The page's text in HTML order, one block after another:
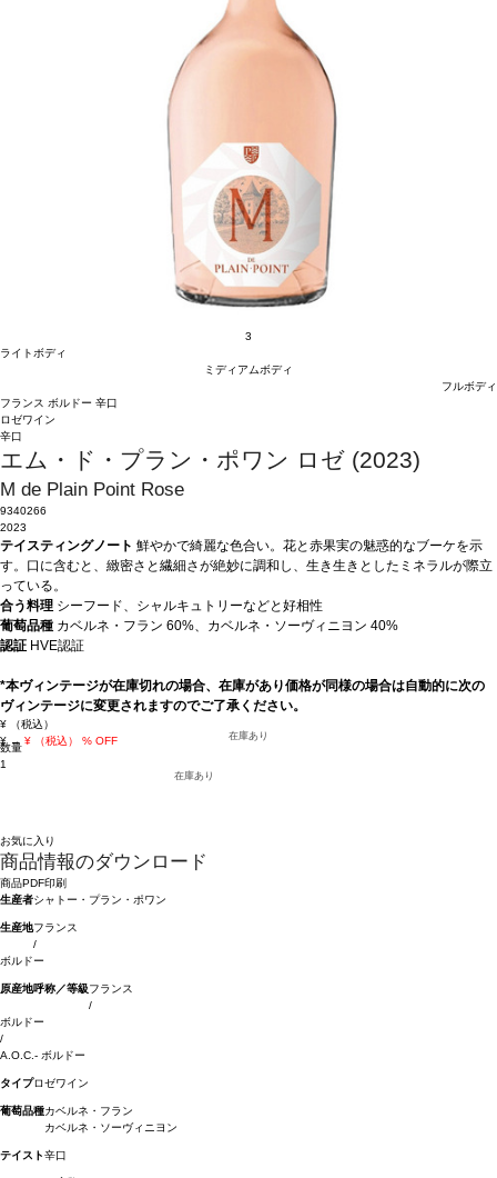
3
ライトボディ
ミディアムボディ
フルボディ
フランス ボルドー 辛口
ロゼワイン
辛口
エム・ド・プラン・ポワン ロゼ (2023)
M de Plain Point Rose
9340266
2023
テイスティングノート 鮮やかで綺麗な色合い。花と赤果実の魅惑的なブーケを示
す。口に含むと、緻密さと繊細さが絶妙に調和し、生き生きとしたミネラルが際立
っている。
合う料理 シーフード、シャルキュトリーなどと好相性
葡萄品種 カベルネ・フラン 60%、カベルネ・ソーヴィニヨン 40%
認証 HVE認証
*本ヴィンテージが在庫切れの場合、在庫があり価格が同様の場合は自動的に次の
ヴィンテージに変更されますのでご了承ください。
¥
（税込）
¥ → ¥ （税込） % OFF 在庫あり
数量
1
在庫あり
お気に入り
商品情報のダウンロード
商品PDF印刷
生産者シャトー・プラン・ポワン
生産地フランス
/
ボルドー
原産地呼称／等級フランス
/
ボルドー
/
A.O.C.- ボルドー
タイプロゼワイン
葡萄品種カベルネ・フラン
カベルネ・ソーヴィニヨン
テイスト辛口